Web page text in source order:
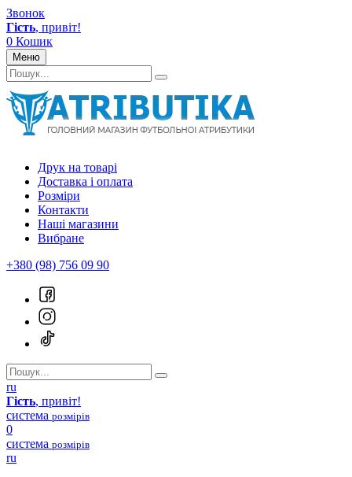
Звонок
Гість, привіт!
0 Кошик
Меню
Друк на товарі
Доставка і оплата
Розміри
Контакти
Наші магазини
Вибране
+380 (98) 756 09 90
ru
Гість, привіт!
система розмірів
0
система розмірів
ru